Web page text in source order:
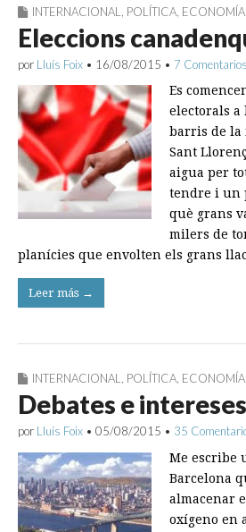
INTERNACIONAL POLÍTICA ECONOMÍA
Eleccions
por Lluís Foix • 16/08/2015 • 7 Comentarios
Es
electorals a
barris de la
Sant
aigua per
tendre i un
què grans
milers de
planícies que envolten els grans
Leer más →
INTERNACIONAL, POLÍTICA, ECONOMÍA,
Debates e
por Lluís Foix • 05/08/2015 • 35
Me escribe
Barcelona
almacenar
oxígeno en